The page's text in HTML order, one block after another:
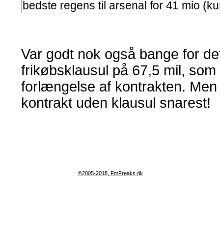
bedste regens til arsenal for 41 mio
Var godt nok også bange for
frikøbsklausul på 67,5 mil,
forlængelse af kontrakten.
kontrakt uden klausul snarest!
©2005-2018, FmFreaks.dk